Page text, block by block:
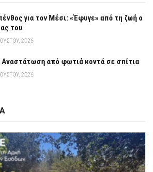
για τον Μέσι: «Έφυγε» από τη ζωή ο
του
2026
Αναστάτωση από φωτιά κοντά σε σπίτια
2026